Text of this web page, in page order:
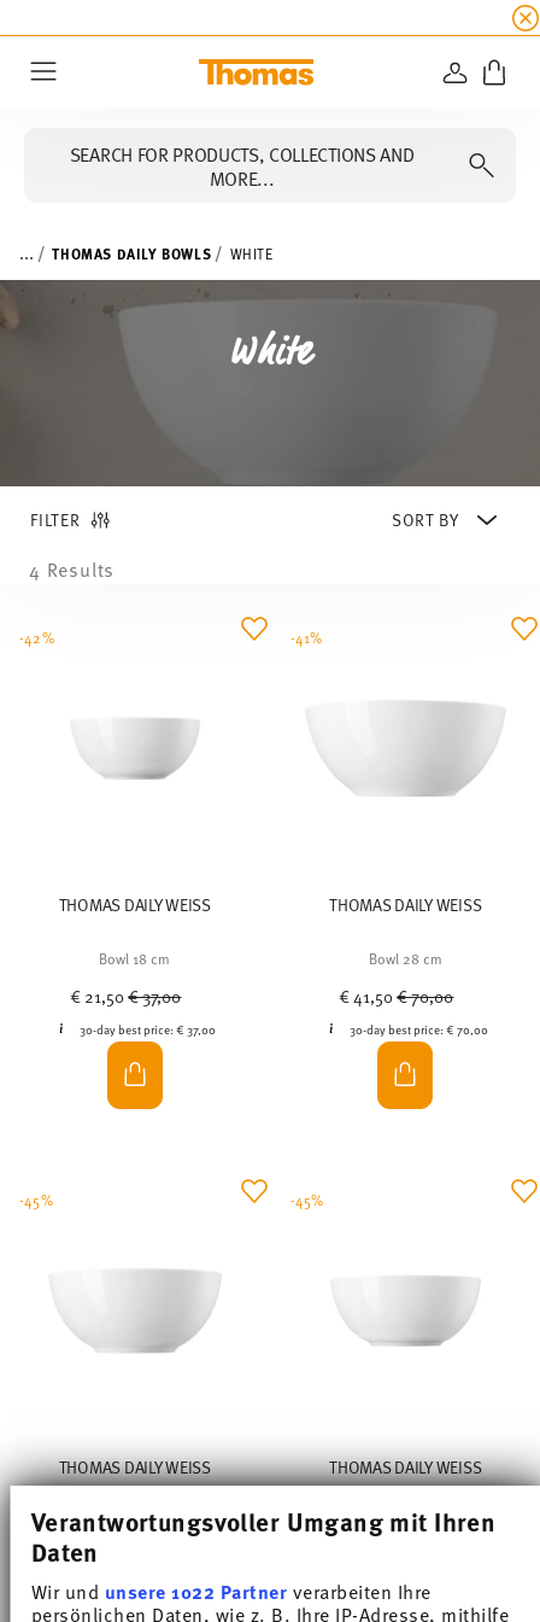
Verantwortungsvoller Umgang mit Ihren
Daten
Wir und unsere 1022 Partnerverarbeiten Ihre
persönlichen Daten, wie z. B. Ihre IP-Adresse, mithilfe
☀️ Up to 45% discount on all
LOGIN
SEARCH FOR PRODUCTS, COLLECTIONS AND
MORE...
... THOMAS DAILY BOWLS WHITE
White
FILTER
4 Results
THOMAS DAILY WEISS
Bowl 18 cm
€ 21,50Price reduced from
€ 37,00
30-day best price:€ 37,00
-42%
THOMAS DAILY WEISS
Bowl 28 cm
€ 41,50Price reduced from
€ 70,00
30-day best price: € 70,00
-41%
THOMAS DAILY WEISS
Bowl 24 cm
€ 37,50
30-day best price:€ 68,00
-45%
THOMAS DAILY WEISS
Bowl 21 cm
30-day best price:
-45%